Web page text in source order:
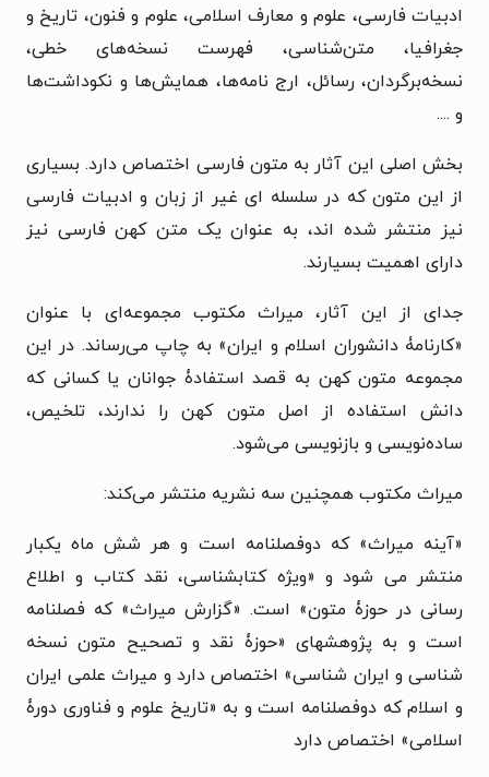
ادبیات فارسی، علوم و معارف اسلامی، علوم و فنون، تاریخ و
جغرافیا، متن‌شناسی، فهرست نسخه‌های خطی،
نسخه‌برگردان، رسائل، ارج نامه‌ها، همایش‌ها و نکوداشت‌ها
و ....
بخش اصلی این آثار به متون فارسی اختصاص دارد. بسیاری
از این متون که در سلسله­ ای غیر از زبان و ادبیات فارسی
نیز منتشر شده اند، به عنوان یک متن کهن فارسی نیز
دارای اهمیت بسیارند.
جدای از این آثار، میراث مکتوب مجموعه‌ای با عنوان
«کارنامۀ دانشوران اسلام و ایران» به چاپ می‌رساند. در این
مجموعه متون کهن به قصد استفادۀ جوانان یا کسانی که
دانش استفاده از اصل متون کهن را ندارند، تلخیص،
ساده‌نویسی و بازنویسی می‌شود.
میراث مکتوب همچنین سه نشریه منتشر می‌کند:
«آینه میراث» که دوفصلنامه است و هر شش ماه یکبار
منتشر می شود و «ویژه کتابشناسی، نقد کتاب و اطلاع
رسانی در حوزۀ متون» است. «گزارش میراث» که فصلنامه
است و به پژوهشهای «حوزۀ نقد و تصحیح متون نسخه
شناسی و ایران شناسی» اختصاص دارد و میراث علمی ایران
و اسلام که دوفصلنامه است و به «تاریخ علوم و فناوری دورۀ
اسلامی» اختصاص دارد